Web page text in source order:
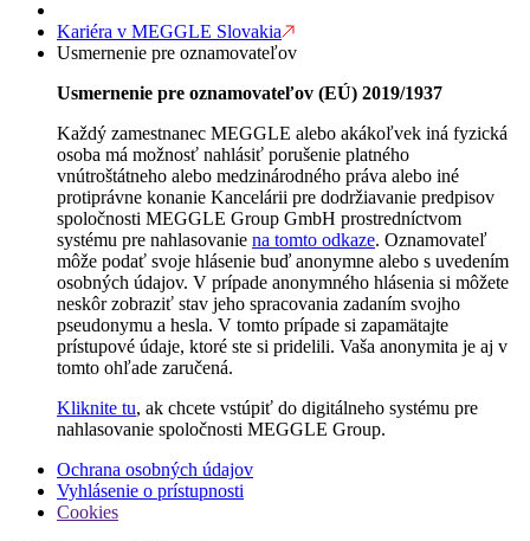
Kariéra v MEGGLE Slovakia
Usmernenie pre oznamovateľov
Usmernenie pre oznamovateľov (EÚ) 2019/1937
Každý zamestnanec MEGGLE alebo akákoľvek iná fyzická
osoba má možnosť nahlásiť porušenie platného
vnútroštátneho alebo medzinárodného práva alebo iné
protiprávne konanie Kancelárii pre dodržiavanie predpisov
spoločnosti MEGGLE Group GmbH prostredníctvom
systému pre nahlasovanie na tomto odkaze. Oznamovateľ
môže podať svoje hlásenie buď anonymne alebo s uvedením
osobných údajov. V prípade anonymného hlásenia si môžete
neskôr zobraziť stav jeho spracovania zadaním svojho
pseudonymu a hesla. V tomto prípade si zapamätajte
prístupové údaje, ktoré ste si pridelili. Vaša anonymita je aj v
tomto ohľade zaručená.
Kliknite tu, ak chcete vstúpiť do digitálneho systému pre
nahlasovanie spoločnosti MEGGLE Group.
Ochrana osobných údajov
Vyhlásenie o prístupnosti
Cookies